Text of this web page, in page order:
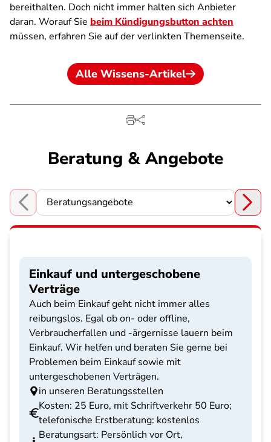
bereithalten. Doch nicht immer halten sich Anbieter
daran. Worauf Sie beim Kündigungsbutton achten
müssen, erfahren Sie auf der verlinkten Themenseite.
Alle Wissens-Artikel
Beratung & Angebote
Choose a section
Einkauf und untergeschobene
Verträge
Auch beim Einkauf geht nicht immer alles
reibungslos. Egal ob on- oder offline,
Verbraucherfallen und -ärgernisse lauern beim
Einkauf. Wir helfen und beraten Sie gerne bei
Problemen beim Einkauf sowie mit
untergeschobenen Verträgen.
in unseren Beratungsstellen
Kosten: 25 Euro, mit Schriftverkehr 50 Euro;
telefonische Erstberatung: kostenlos
Beratungsart: Persönlich vor Ort,